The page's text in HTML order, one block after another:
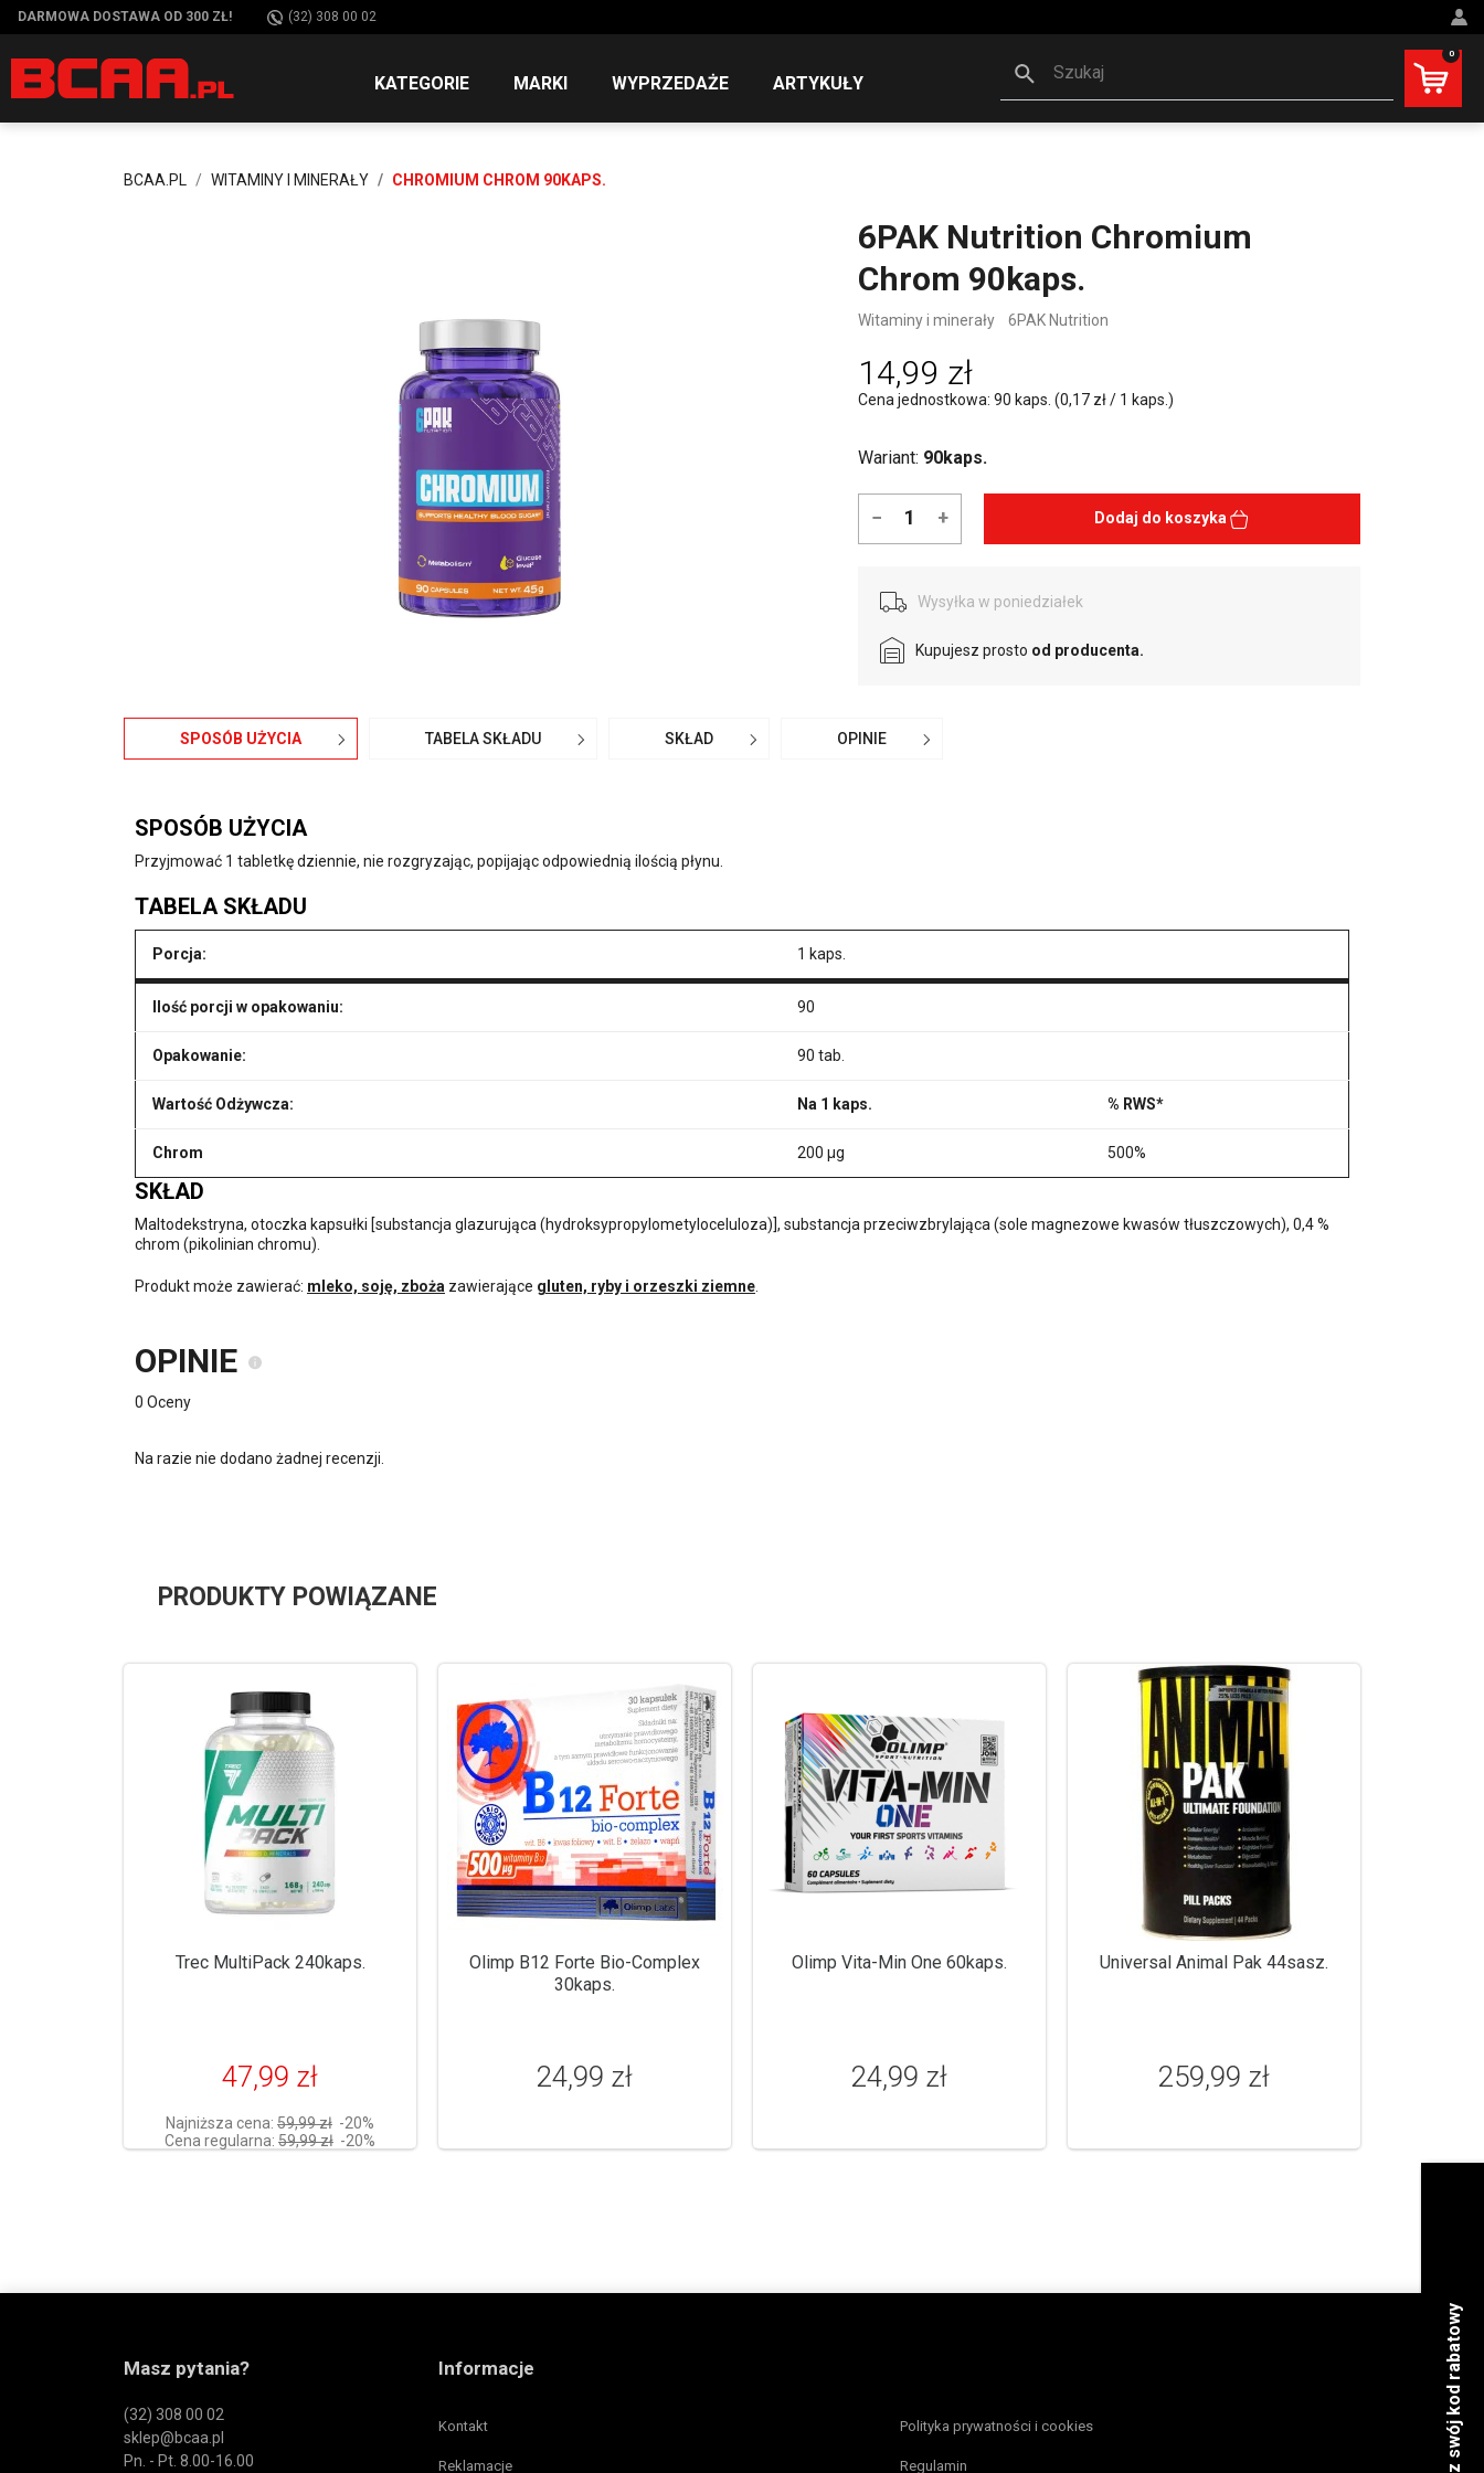
DARMOWA DOSTAWA OD 300 ZŁ! (32) 308 00 02
KATEGORIE MARKI WYPRZEDAŻE ARTYKUŁY
Szukaj
0
BCAA.PL WITAMINY I MINERAŁY CHROMIUM CHROM 90KAPS.
6PAK Nutrition Chromium
Chrom 90kaps.
Witaminy i minerały 6PAK Nutrition
14,99 zł
Cena jednostkowa: 90 kaps. (0,17 zł / 1 kaps.)
Wariant: 90kaps.
− + Dodaj do koszyka
Wysyłka w poniedziałek
Kupujesz prosto od producenta.
SPOSÓB UŻYCIA TABELA SKŁADU SKŁAD OPINIE
SPOSÓB UŻYCIA
Przyjmować 1 tabletkę dziennie, nie rozgryzając, popijając odpowiednią ilością płynu.
TABELA SKŁADU
Porcja: 1 kaps.
Ilość porcji w opakowaniu: 90
Opakowanie: 90 tab.
Wartość Odżywcza: Na 1 kaps. % RWS*
Chrom 200 µg 500%
SKŁAD
Maltodekstryna, otoczka kapsułki [substancja glazurująca (hydroksypropylometyloceluloza)], substancja przeciwzbrylająca (sole magnezowe kwasów tłuszczowych), 0,4 %
chrom (pikolinian chromu).
Produkt może zawierać: mleko, soję, zboża zawierające gluten, ryby i orzeszki ziemne
OPINIE
0 Oceny
Na razie nie dodano żadnej recenzji.
PRODUKTY POWIĄZANE
Trec MultiPack 240kaps.
47,99 zł
Najniższa cena: 59,99 zł -20%
Cena regularna: 59,99 zł -20%
Olimp B12 Forte Bio-Complex
30kaps.
24,99 zł
Olimp Vita-Min One 60kaps.
24,99 zł
Universal Animal Pak 44sasz.
259,99 zł
Masz pytania?
(32) 308 00 02
sklep@bcaa.pl
Pn. - Pt. 8.00-16.00
Informacje
Kontakt Polityka prywatności i cookies
Reklamacje Regulamin